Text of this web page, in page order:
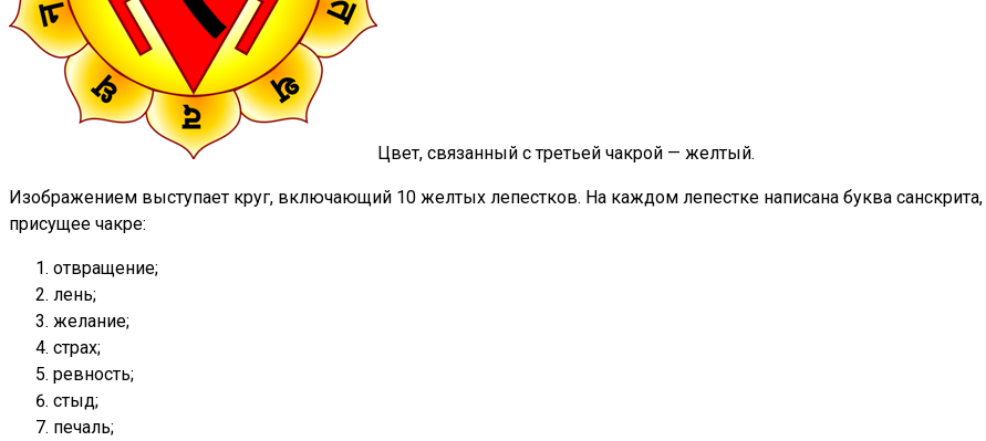
Цвет, связанный с третьей чакрой — желтый.
Изображением выступает круг, включающий 10 желтых лепестков. На каждом лепестке написана буква санскрита,
присущее чакре:
отвращение;
лень;
желание;
страх;
ревность;
стыд;
печаль;